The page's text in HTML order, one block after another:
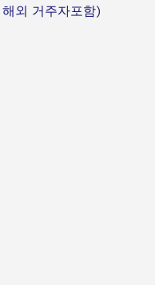
외 거주자포함)